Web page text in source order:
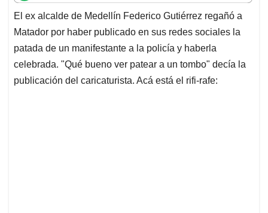
t
s
A
p
p
e
b
o
o
k
k
e
d
I
n
i
l
e
a
d
s
El ex alcalde de Medellín Federico Gutiérrez regañó a
Matador por haber publicado en sus redes sociales la
patada de un manifestante a la policía y haberla
celebrada. "Qué bueno ver patear a un tombo" decía la
publicación del caricaturista. Acá está el rifi-rafe: